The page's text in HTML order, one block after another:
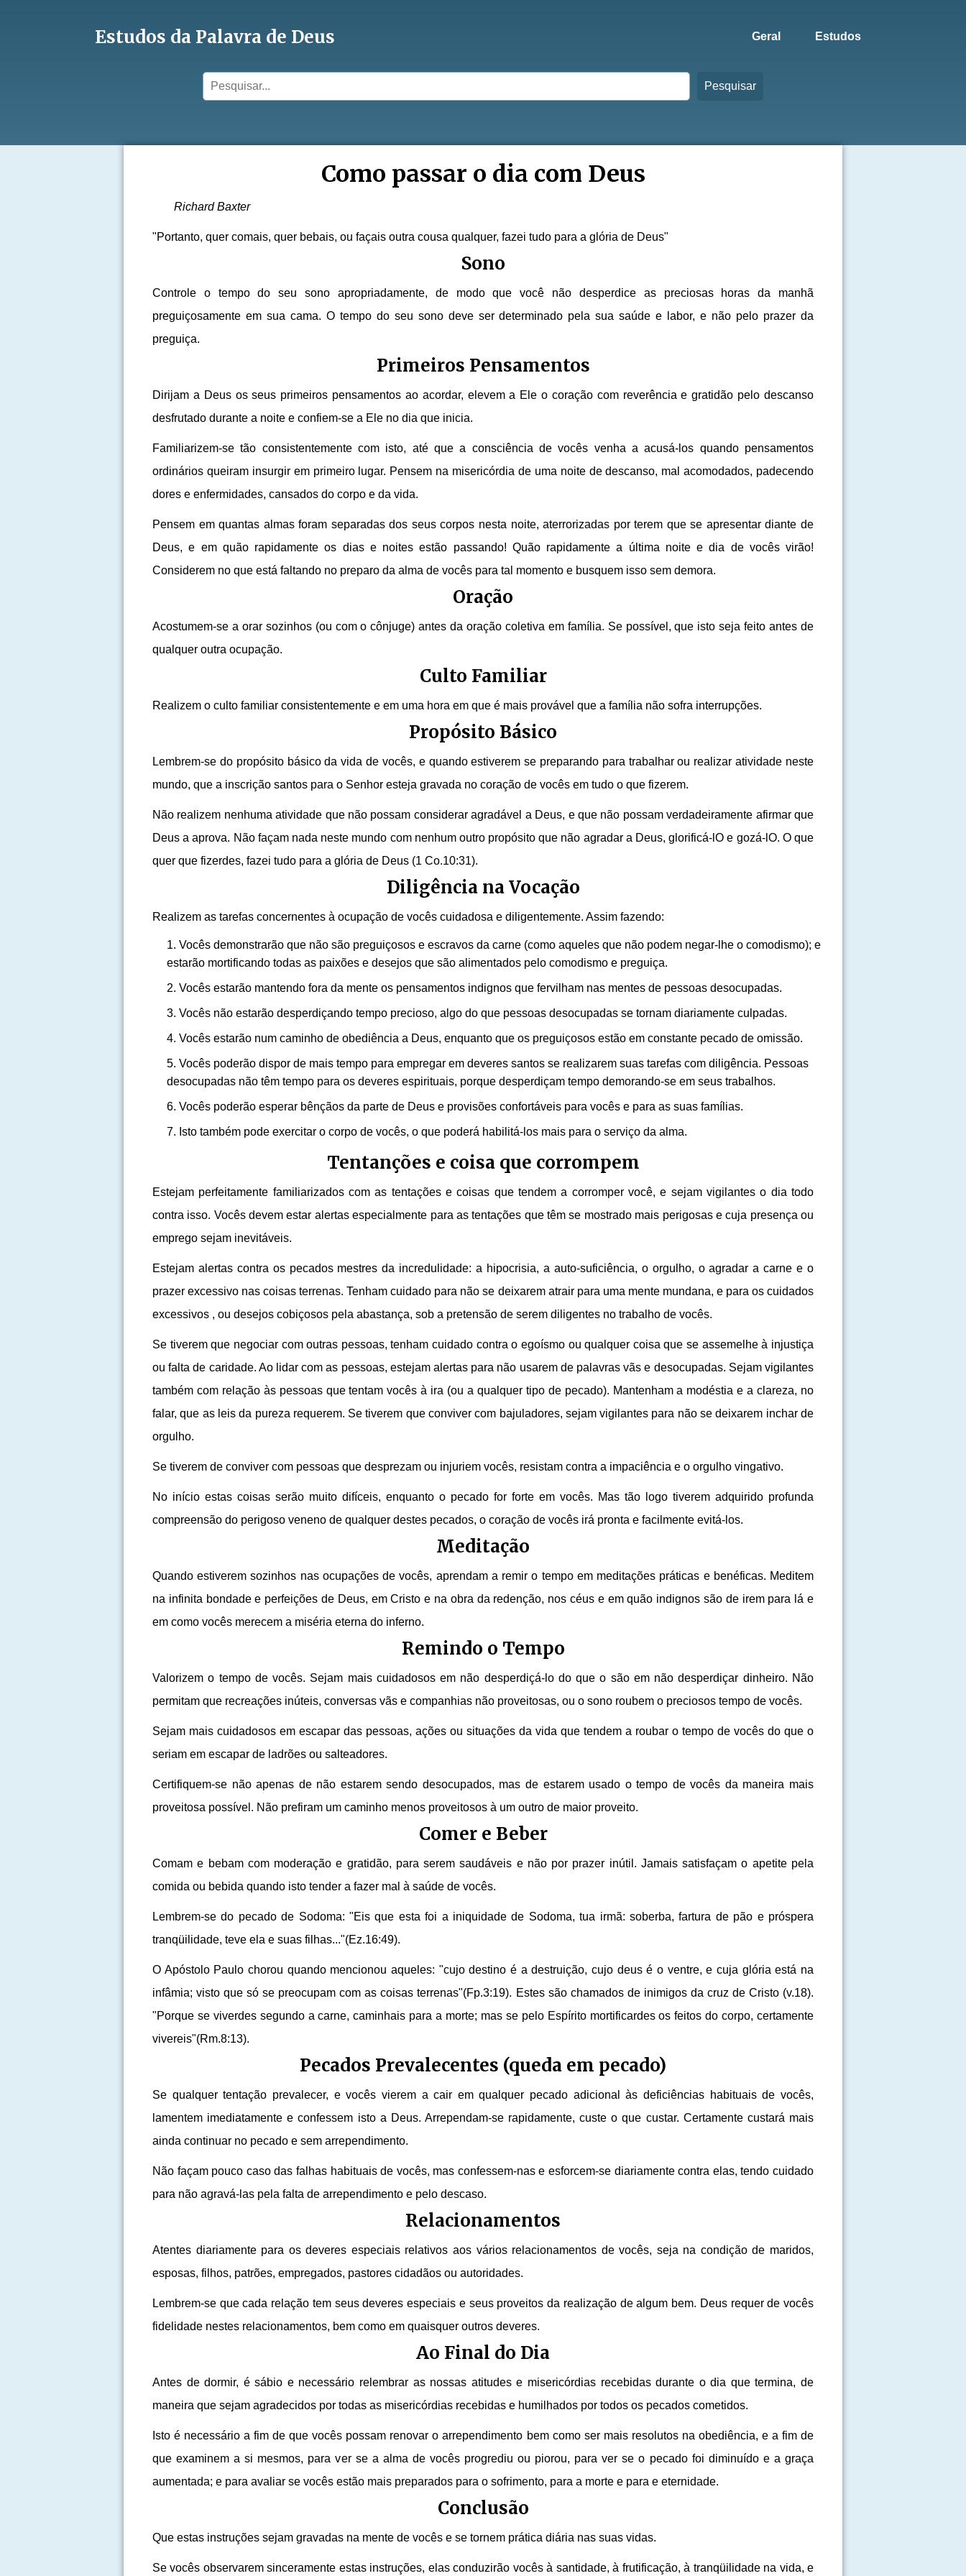
Estudos da Palavra de Deus Geral Estudos
Pesquisar
Como passar o dia com Deus
Richard Baxter
"Portanto, quer comais, quer bebais, ou façais outra cousa qualquer, fazei tudo para a glória de Deus"
Sono
Controle o tempo do seu sono apropriadamente, de modo que você não desperdice as preciosas horas da manhã
preguiçosamente em sua cama. O tempo do seu sono deve ser determinado pela sua saúde e labor, e não pelo prazer da
preguiça.
Primeiros Pensamentos
Dirijam a Deus os seus primeiros pensamentos ao acordar, elevem a Ele o coração com reverência e gratidão pelo descanso
desfrutado durante a noite e confiem-se a Ele no dia que inicia.
Familiarizem-se tão consistentemente com isto, até que a consciência de vocês venha a acusá-los quando pensamentos
ordinários queiram insurgir em primeiro lugar. Pensem na misericórdia de uma noite de descanso, mal acomodados, padecendo
dores e enfermidades, cansados do corpo e da vida.
Pensem em quantas almas foram separadas dos seus corpos nesta noite, aterrorizadas por terem que se apresentar diante de
Deus, e em quão rapidamente os dias e noites estão passando! Quão rapidamente a última noite e dia de vocês virão!
Considerem no que está faltando no preparo da alma de vocês para tal momento e busquem isso sem demora.
Oração
Acostumem-se a orar sozinhos (ou com o cônjuge) antes da oração coletiva em família. Se possível, que isto seja feito antes de
qualquer outra ocupação.
Culto Familiar
Realizem o culto familiar consistentemente e em uma hora em que é mais provável que a família não sofra interrupções.
Propósito Básico
Lembrem-se do propósito básico da vida de vocês, e quando estiverem se preparando para trabalhar ou realizar atividade neste
mundo, que a inscrição santos para o Senhor esteja gravada no coração de vocês em tudo o que fizerem.
Não realizem nenhuma atividade que não possam considerar agradável a Deus, e que não possam verdadeiramente afirmar que
Deus a aprova. Não façam nada neste mundo com nenhum outro propósito que não agradar a Deus, glorificá-lO e gozá-lO. O que
quer que fizerdes, fazei tudo para a glória de Deus (1 Co.10:31).
Diligência na Vocação
Realizem as tarefas concernentes à ocupação de vocês cuidadosa e diligentemente. Assim fazendo:
Vocês demonstrarão que não são preguiçosos e escravos da carne (como aqueles que não podem negar-lhe o comodismo); e
estarão mortificando todas as paixões e desejos que são alimentados pelo comodismo e preguiça.
Vocês estarão mantendo fora da mente os pensamentos indignos que fervilham nas mentes de pessoas desocupadas.
Vocês não estarão desperdiçando tempo precioso, algo do que pessoas desocupadas se tornam diariamente culpadas.
Vocês estarão num caminho de obediência a Deus, enquanto que os preguiçosos estão em constante pecado de omissão.
Vocês poderão dispor de mais tempo para empregar em deveres santos se realizarem suas tarefas com diligência. Pessoas
desocupadas não têm tempo para os deveres espirituais, porque desperdiçam tempo demorando-se em seus trabalhos.
Vocês poderão esperar bênçãos da parte de Deus e provisões confortáveis para vocês e para as suas famílias.
Isto também pode exercitar o corpo de vocês, o que poderá habilitá-los mais para o serviço da alma.
Tentanções e coisa que corrompem
Estejam perfeitamente familiarizados com as tentações e coisas que tendem a corromper você, e sejam vigilantes o dia todo
contra isso. Vocês devem estar alertas especialmente para as tentações que têm se mostrado mais perigosas e cuja presença ou
emprego sejam inevitáveis.
Estejam alertas contra os pecados mestres da incredulidade: a hipocrisia, a auto-suficiência, o orgulho, o agradar a carne e o
prazer excessivo nas coisas terrenas. Tenham cuidado para não se deixarem atrair para uma mente mundana, e para os cuidados
excessivos , ou desejos cobiçosos pela abastança, sob a pretensão de serem diligentes no trabalho de vocês.
Se tiverem que negociar com outras pessoas, tenham cuidado contra o egoísmo ou qualquer coisa que se assemelhe à injustiça
ou falta de caridade. Ao lidar com as pessoas, estejam alertas para não usarem de palavras vãs e desocupadas. Sejam vigilantes
também com relação às pessoas que tentam vocês à ira (ou a qualquer tipo de pecado). Mantenham a modéstia e a clareza, no
falar, que as leis da pureza requerem. Se tiverem que conviver com bajuladores, sejam vigilantes para não se deixarem inchar de
orgulho.
Se tiverem de conviver com pessoas que desprezam ou injuriem vocês, resistam contra a impaciência e o orgulho vingativo.
No início estas coisas serão muito difíceis, enquanto o pecado for forte em vocês. Mas tão logo tiverem adquirido profunda
compreensão do perigoso veneno de qualquer destes pecados, o coração de vocês irá pronta e facilmente evitá-los.
Meditação
Quando estiverem sozinhos nas ocupações de vocês, aprendam a remir o tempo em meditações práticas e benéficas. Meditem
na infinita bondade e perfeições de Deus, em Cristo e na obra da redenção, nos céus e em quão indignos são de irem para lá e
em como vocês merecem a miséria eterna do inferno.
Remindo o Tempo
Valorizem o tempo de vocês. Sejam mais cuidadosos em não desperdiçá-lo do que o são em não desperdiçar dinheiro. Não
permitam que recreações inúteis, conversas vãs e companhias não proveitosas, ou o sono roubem o preciosos tempo de vocês.
Sejam mais cuidadosos em escapar das pessoas, ações ou situações da vida que tendem a roubar o tempo de vocês do que o
seriam em escapar de ladrões ou salteadores.
Certifiquem-se não apenas de não estarem sendo desocupados, mas de estarem usado o tempo de vocês da maneira mais
proveitosa possível. Não prefiram um caminho menos proveitosos à um outro de maior proveito.
Comer e Beber
Comam e bebam com moderação e gratidão, para serem saudáveis e não por prazer inútil. Jamais satisfaçam o apetite pela
comida ou bebida quando isto tender a fazer mal à saúde de vocês.
Lembrem-se do pecado de Sodoma: "Eis que esta foi a iniquidade de Sodoma, tua irmã: soberba, fartura de pão e próspera
tranqüilidade, teve ela e suas filhas..."(Ez.16:49).
O Apóstolo Paulo chorou quando mencionou aqueles: "cujo destino é a destruição, cujo deus é o ventre, e cuja glória está na
infâmia; visto que só se preocupam com as coisas terrenas"(Fp.3:19). Estes são chamados de inimigos da cruz de Cristo (v.18).
"Porque se viverdes segundo a carne, caminhais para a morte; mas se pelo Espírito mortificardes os feitos do corpo, certamente
vivereis"(Rm.8:13).
Pecados Prevalecentes (queda em pecado)
Se qualquer tentação prevalecer, e vocês vierem a cair em qualquer pecado adicional às deficiências habituais de vocês,
lamentem imediatamente e confessem isto a Deus. Arrependam-se rapidamente, custe o que custar. Certamente custará mais
ainda continuar no pecado e sem arrependimento.
Não façam pouco caso das falhas habituais de vocês, mas confessem-nas e esforcem-se diariamente contra elas, tendo cuidado
para não agravá-las pela falta de arrependimento e pelo descaso.
Relacionamentos
Atentes diariamente para os deveres especiais relativos aos vários relacionamentos de vocês, seja na condição de maridos,
esposas, filhos, patrões, empregados, pastores cidadãos ou autoridades.
Lembrem-se que cada relação tem seus deveres especiais e seus proveitos da realização de algum bem. Deus requer de vocês
fidelidade nestes relacionamentos, bem como em quaisquer outros deveres.
Ao Final do Dia
Antes de dormir, é sábio e necessário relembrar as nossas atitudes e misericórdias recebidas durante o dia que termina, de
maneira que sejam agradecidos por todas as misericórdias recebidas e humilhados por todos os pecados cometidos.
Isto é necessário a fim de que vocês possam renovar o arrependimento bem como ser mais resolutos na obediência, e a fim de
que examinem a si mesmos, para ver se a alma de vocês progrediu ou piorou, para ver se o pecado foi diminuído e a graça
aumentada; e para avaliar se vocês estão mais preparados para o sofrimento, para a morte e para e eternidade.
Conclusão
Que estas instruções sejam gravadas na mente de vocês e se tornem prática diária nas suas vidas.
Se vocês observarem sinceramente estas instruções, elas conduzirão vocês à santidade, à frutificação, à tranqüilidade na vida, e